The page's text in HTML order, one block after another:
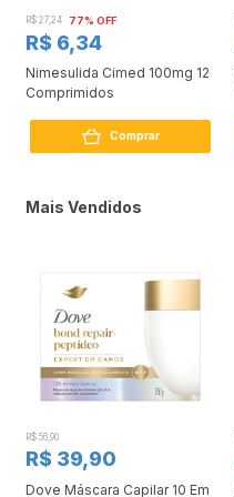
R$ 27,24 77% OFF
R$ 6,34
Nimesulida Cimed 100mg 12
Comprimidos
Comprar
Mais Vendidos
R$ 56,90
R$ 39,90
Dove Máscara Capilar 10 Em